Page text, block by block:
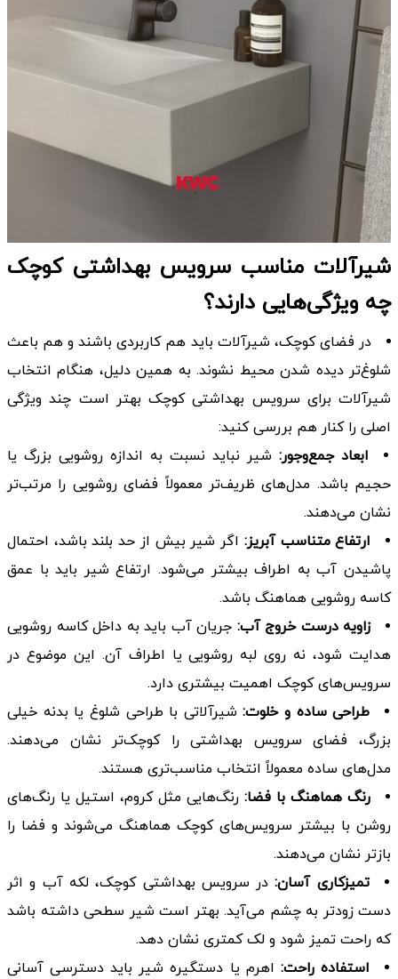
شیرآلات مناسب سرویس بهداشتی کوچک
چه ویژگی‌هایی دارند؟
در فضای کوچک، شیرآلات باید هم کاربردی باشند و هم باعث
شلوغ‌تر دیده شدن محیط نشوند. به همین دلیل، هنگام انتخاب
شیرآلات برای سرویس بهداشتی کوچک بهتر است چند ویژگی
اصلی را کنار هم بررسی کنید:
ابعاد جمع‌وجور: شیر نباید نسبت به اندازه روشویی بزرگ یا
حجیم باشد. مدل‌های ظریف‌تر معمولاً فضای روشویی را مرتب‌تر
نشان می‌دهند.
ارتفاع متناسب آبریز: اگر شیر بیش از حد بلند باشد، احتمال
پاشیدن آب به اطراف بیشتر می‌شود. ارتفاع شیر باید با عمق
کاسه روشویی هماهنگ باشد.
زاویه درست خروج آب: جریان آب باید به داخل کاسه روشویی
هدایت شود، نه روی لبه روشویی یا اطراف آن. این موضوع در
سرویس‌های کوچک اهمیت بیشتری دارد.
طراحی ساده و خلوت:شیرآلاتی با طراحی شلوغ یا بدنه خیلی
بزرگ، فضای سرویس بهداشتی را کوچک‌تر نشان می‌دهند.
مدل‌های ساده معمولاً انتخاب مناسب‌تری هستند.
رنگ هماهنگ با فضا: رنگ‌هایی مثل کروم، استیل یا رنگ‌های
روشن با بیشتر سرویس‌های کوچک هماهنگ می‌شوند و فضا را
بازتر نشان می‌دهند.
تمیزکاری آسان:در سرویس بهداشتی کوچک، لکه آب و اثر
دست زودتر به چشم می‌آید. بهتر است شیر سطحی داشته باشد
که راحت تمیز شود و لک کمتری نشان دهد.
استفاده راحت: اهرم یا دستگیره شیر باید دسترسی آسانی